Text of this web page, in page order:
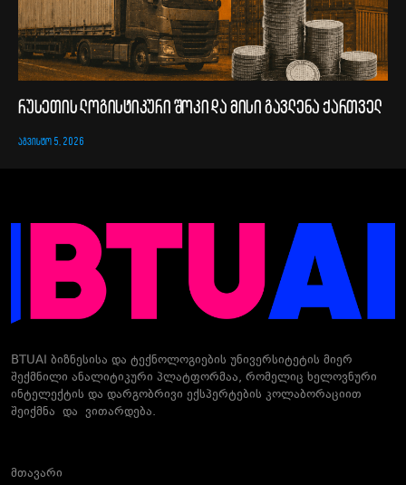
რუსეთის ლოგისტიკური შოკი და მისი გავლენა ქართველ
ᲐᲒᲕᲘᲡᲢᲝ 5, 2026
BTUAI ბიზნესისა და ტექნოლოგიების უნივერსიტეტის მიერ
შექმნილი ანალიტიკური პლატფორმაა, რომელიც ხელოვნური
ინტელექტის და დარგობრივი ექსპერტების კოლაბორაციით
შეიქმნა და ვითარდება.
მთავარი